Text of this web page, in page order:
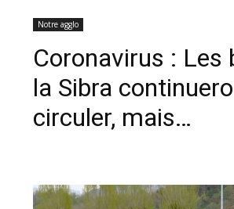
Notre agglo
Coronavirus : Les
la Sibra
circuler, mais…